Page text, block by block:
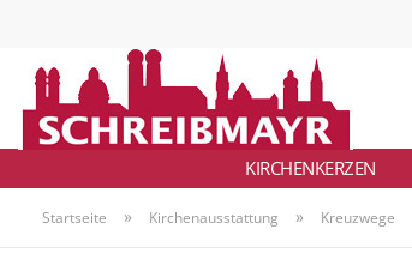
KIRCHENKERZEN
Startseite » Kirchenausstattung » Kreuzwege